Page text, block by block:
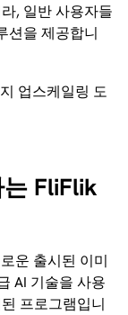
, 일반 사용자들
션을 제공합니
업스케일링 도
FliFlik
운 출시된 이미
AI 기술을 사용
프로그램입니